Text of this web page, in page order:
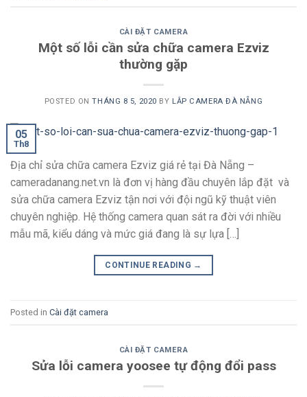
CÀI ĐẶT CAMERA
Một số lỗi cần sửa chữa camera Ezviz
thường gặp
POSTED ONTHÁNG 8 5, 2020 BY LẮP CAMERA ĐÀ NẴNG
05
Th8
Địa chỉ sửa chữa camera Ezviz giá rẻ tại Đà Nẵng –
cameradanang.net.vn là đơn vị hàng đầu chuyên lắp đặt và
sửa chữa camera Ezviz tận nơi với đội ngũ kỹ thuật viên
chuyên nghiệp. Hệ thống camera quan sát ra đời với nhiều
mẫu mã, kiểu dáng và mức giá đang là sự lựa […]
CONTINUE READING →
Posted in Cài đặt camera
CÀI ĐẶT CAMERA
Sửa lỗi camera yoosee tự động đổi pass